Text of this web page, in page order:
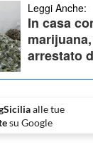
Leggi Anche:
In casa
arrestato
alle tue
su Google